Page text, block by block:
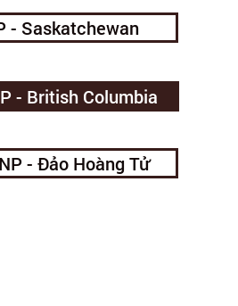
- Saskatchewan
- British Columbia
- Đảo Hoàng Tử